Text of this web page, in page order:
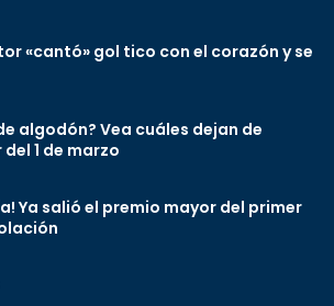
«cantó» gol tico con el corazón y se
algodón? Vea cuáles dejan de
1 de marzo
Ya salió el premio mayor del primer